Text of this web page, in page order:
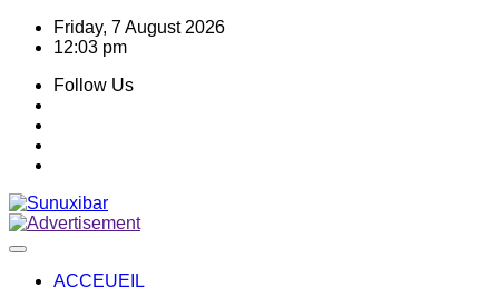
Skip
Friday, 7 August 2026
12:03 pm
Follow Us
ACCEUEIL